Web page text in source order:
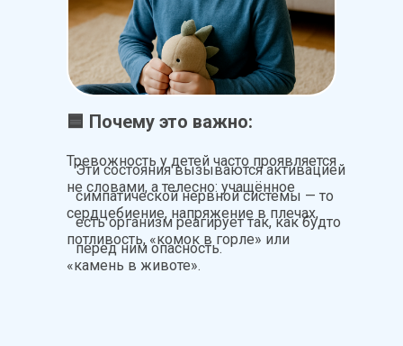
🟦 Почему это важно:
Тревожность у детей часто проявляется
не словами, а телесно: учащённое
сердцебиение, напряжение в плечах,
потливость, «комок в горле» или
«камень в животе».
Эти состояния вызываются активацией
симпатической нервной системы — то
есть организм реагирует так, как будто
перед ним опасность.